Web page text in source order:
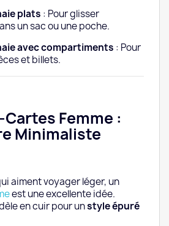
plats : Pour glisser
un sac ou une poche.
avec compartiments : Pour
et billets.
Femme :
Minimaliste
aiment voyager léger, un
est une excellente idée.
en cuir pour unstyle épuré